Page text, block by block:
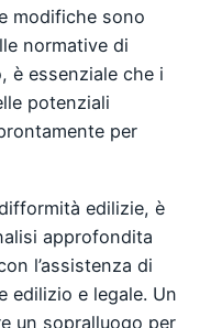
modifiche sono
normative di
è essenziale che i
potenziali
per
edilizie, è
approfondita
l’assistenza di
edilizio e legale. Un
un sopralluogo per